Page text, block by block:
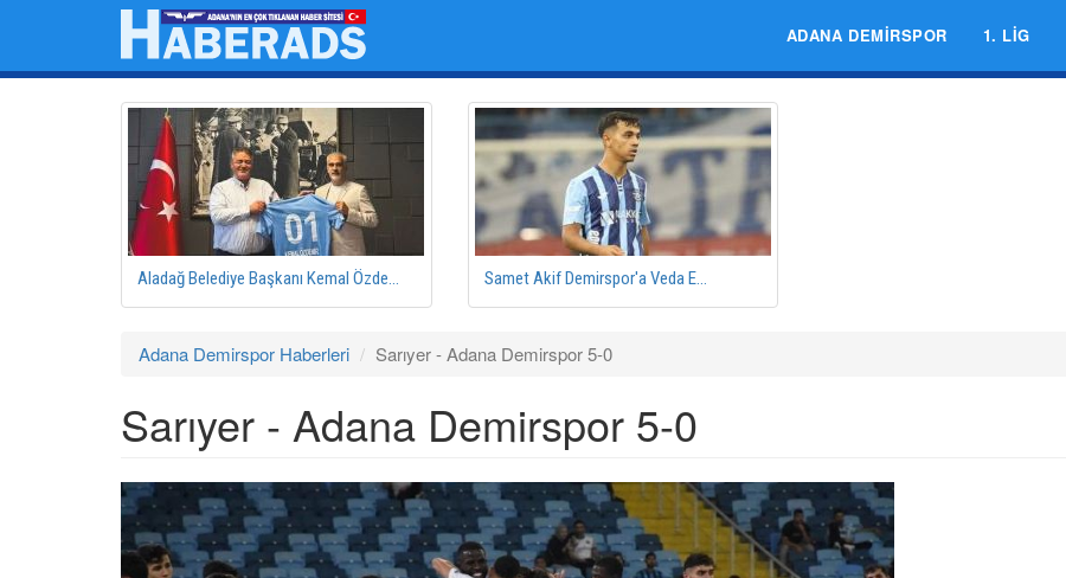
ADANA DEMIRSPOR 1. LIG
Aladağ Belediye Başkanı Kemal Özde... Samet Akif Demirspor'a Veda E...
Adana Demirspor Haberleri Sarıyer - Adana Demirspor 5-0
Sarıyer - Adana Demirspor 5-0